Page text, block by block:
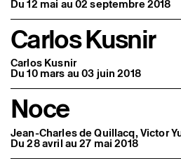
Du 12 mai au 02 septembre 2018
Carlos Kusnir
Carlos Kusnir
Du 10 mars au 03 juin 2018
Noce
Jean-Charles de Quillacq, Victor
Du 28 avril au 27 mai 2018